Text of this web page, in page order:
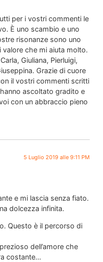
per i vostri commenti le
È uno scambio e uno
risonanze sono uno
che mi aiuta molto.
Giuliana, Pierluigi,
Grazie di cuore
il vostri commenti scritti
ascoltato gradito e
con un abbraccio pieno
5 Luglio 2019 alle 9:11 PM
e mi lascia senza fiato.
dolcezza infinita.
Questo è il percorso di
dell’amore che
costante…